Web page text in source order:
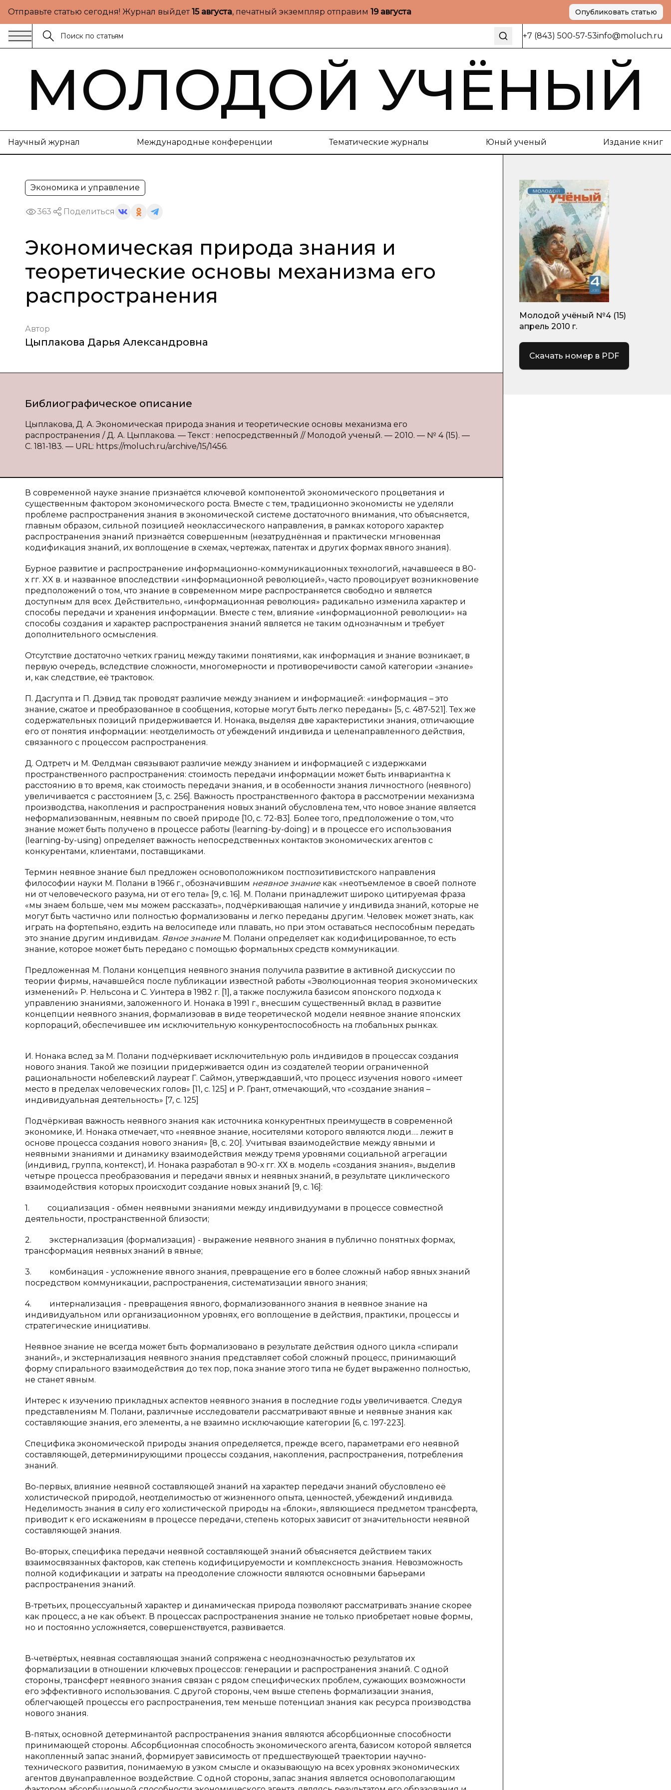
Отправьте статью сегодня! Журнал выйдет15 августа, печатный экземпляр отправим 19 августа Опубликовать статью
+7 (843) 500-57-53info@moluch.ru
МОЛОДОЙ УЧЁНЫЙ
Научный журнал Международные конференции Тематические журналы Юный ученый Издание книг
Экономика и управление
363 Поделиться
Экономическая природа знания и
теоретические основы механизма его
распространения
Автор
Цыплакова Дарья Александровна
Библиографическое описание
Цыплакова, Д. А. Экономическая природа знания и теоретические основы механизма его
распространения / Д. А. Цыплакова. — Текст : непосредственный // Молодой ученый. — 2010. — № 4 (15). —
С. 181-183. — URL: https://moluch.ru/archive/15/1456.
В современной науке знание признаётся ключевой компонентой экономического процветания и
существенным фактором экономического роста. Вместе с тем, традиционно экономисты не уделяли
проблеме распространения знания в экономической системе достаточного внимания, что объясняется,
главным образом, сильной позицией неоклассического направления, в рамках которого характер
распространения знаний признаётся совершенным (незатруднённая и практически мгновенная
кодификация знаний, их воплощение в схемах, чертежах, патентах и других формах явного знания).
Бурное развитие и распространение информационно-коммуникационных технологий, начавшееся в 80-
х гг. XX в. и названное впоследствии «информационной революцией», часто провоцирует возникновение
предположений о том, что знание в современном мире распространяется свободно и является
доступным для всех. Действительно, «информационная революция» радикально изменила характер и
способы передачи и хранения информации. Вместе с тем, влияние «информационной революции» на
способы создания и характер распространения знаний является не таким однозначным и требует
дополнительного осмысления.
Отсутствие достаточно четких границ между такими поня­тиями, как информация и знание возникает, в
первую очередь, вследствие сложности, многомерности и противоречивости самой категории «знание»
и, как следствие, её трактовок.
П. Дасгупта и П. Дэвид так проводят различие между знанием и информацией: «информация – это
знание, сжатое и преобразованное в сообщения, которые могут быть легко переданы» [5, с. 487-521]. Тех же
содержательных позиций придерживается И. Нонака, выделяя две характеристики знания, отличающие
его от понятия информации: неотделимость от убеждений индивида и целенаправленного действия,
связанного с процессом распространения.
Д. Одтретч и М. Фелдман связывают различие между знанием и информацией с издержками
пространственного распространения: стоимость передачи информации может быть инвариантна к
расстоянию в то время, как стоимость передачи знания, и в особенности знания личностного (неявного)
увеличивается с расстоянием [3, с. 256]. Важность пространственного фактора в рассмотрении механизма
производства, накопления и распространения новых знаний обусловлена тем, что новое знание является
неформализованным, неявным по своей природе [10, с. 72-83]. Более того, предположение о том, что
знание может быть получено в процессе работы (learning-by-doing) и в процессе его использования
(learning-by-using) определяет важность непосредственных контактов экономических агентов с
конкурентами, клиентами, поставщиками.
Термин неявное знание был предложен основоположником постпозитивистского направления
философии науки М. Полани в 1966 г., обозначившим неявное знаниекак «неотъемлемое в своей полноте
ни от человеческого разума, ни от его тела» [9, с. 16]. М. Полани принадлежит широко цитируемая фраза
«мы знаем больше, чем мы можем рассказать», подчёркивающая наличие у индивида знаний, которые не
могут быть частично или полностью формализованы и легко переданы другим. Человек может знать, как
играть на фортепьяно, ездить на велосипеде или плавать, но при этом оставаться неспособным передать
это знание другим индивидам. Явное знаниеМ. Полани определяет как кодифицированное, то есть
знание, которое может быть передано с помощью формальных средств коммуникации.
Предложенная М. Полани концепция неявного знания получила развитие в активной дискуссии по
теории фирмы, начавшейся после публикации известной работы «Эволюционная теория экономических
изменений» Р. Нельсона и С. Уинтера в 1982 г. [1], а также послужила базисом японского подхода к
управлению знаниями, заложенного И. Нонака в 1991 г., внесшим существенный вклад в развитие
концепции неявного знания, формализовав в виде теоретической модели неявное знание японских
корпораций, обеспечившее им исключительную конкурентоспособность на глобальных рынках.
И. Нонака вслед за М. Полани подчёркивает исключительную роль индивидов в процессах создания
нового знания. Такой же позиции придерживается один из создателей теории ограниченной
рациональности нобелевский лауреат Г. Саймон, утверждавший, что процесс изучения нового «имеет
место в пределах человеческих голов» [11, c. 125] и Р. Грант, отмечающий, что «создание знания –
индивидуальная деятельность» [7, с. 125]
Подчёркивая важность неявного знания как источника конкурентных преимуществ в современной
экономике, И. Нонака отмечает, что «неявное знание, носителями которого являются люди…. лежит в
основе процесса создания нового знания» [8, с. 20]. Учитывая взаимодействие между явными и
неявными знаниями и динамику взаимодействия между тремя уровнями социальной агрегации
(индивид, группа, контекст), И. Нонака разработал в 90-х гг. ХХ в. модель «создания знания», выделив
четыре процесса преобразования и передачи явных и неявных знаний, в результате циклического
взаимодействия которых происходит создание новых знаний [9, c. 16]:
1. социализация - обмен неявными знаниями между индивидуумами в процессе совместной
деятельности, пространственной близости;
2. экстернализация (формализация) - выражение неявного знания в публично понятных формах,
трансформация неявных знаний в явные;
3. комбинация - усложнение явного знания, превращение его в более сложный набор явных знаний
посредством коммуникации, распространения, систематизации явного знания;
4. интернализация - превращения явного, формализованного знания в неявное знание на
индивидуальном или организационном уровнях, его воплощение в действия, практики, процессы и
стратегические инициативы.
Неявное знание не всегда может быть формализовано в результате действия одного цикла «спирали
знаний», и экстернализация неявного знания представляет собой сложный процесс, принимающий
форму спирального взаимодействия до тех пор, пока знание этого типа не будет выраженно полностью,
не станет явным.
Интерес к изучению прикладных аспектов неявного знания в последние годы увеличивается. Следуя
представлениям М. Полани, различные исследователи рассматривают явные и неявные знания как
составляющие знания, его элементы, а не взаимно исключающие категории [6, c. 197-223].
Специфика экономической природы знания определяется, прежде всего, параметрами его неявной
составляющей, детерминирующими процессы создания, накопления, распространения, потребления
знаний.
Во-первых, влияние неявной составляющей знаний на характер передачи знаний обусловлено её
холистической природой, неотделимостью от жизненного опыта, ценностей, убеждений индивида.
Неделимость знания в силу его холистической природы на «блоки», являющиеся предметом трансферта,
приводит к его искажениям в процессе передачи, степень которых зависит от значительности неявной
составляющей знания.
Во-вторых, специфика передачи неявной составляющей знаний объясняется действием таких
взаимосвязанных факторов, как степень кодифицируемости и комплексность знания. Невозможность
полной кодификации и затраты на преодоление сложности являются основ­ными барьерами
распространения знаний.
В-третьих, процессуальный характер и динамическая природа позволяют рассматривать знание скорее
как процесс, а не как объект. В процессах распространения знание не только приобретает новые формы,
но и постоянно усложняется, совершенствуется, развивается.
В-четвёртых, неявная составляющая знаний сопряжена с неоднозначностью результатов их
формализации в отношении ключе­вых процессов: генерации и распространения знаний. С одной
стороны, трансферт неявного знания связан с рядом специфических проблем, сужающих возможности
его эффективного использования. С другой стороны, чем выше степень формализации знания,
облегчающей процессы его распространения, тем меньше потенциал знания как ресурса производства
нового знания.
В-пятых, основной детерминантой распространения знания являются абсорбционные способности
принимающей стороны. Абсорбционная способность экономического агента, базисом которой является
накопленный запас знаний, формирует зависимость от предшествующей траектории научно-
технического развития, понимаемую в узком смысле и оказывающую на всех уровнях экономических
агентов двунаправленное воздействие. С одной стороны, запас знания является основополагающим
Молодой учёный №4 (15)
апрель 2010 г.
Скачать номер в PDF